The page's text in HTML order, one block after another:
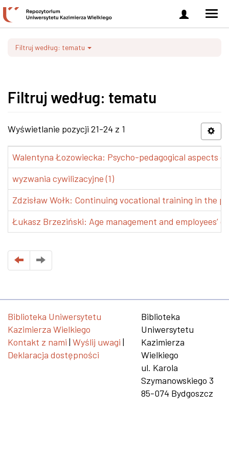
Zaloguj
się
Filtruj według: tematu
Filtruj według: tematu
Wyświetlanie pozycji 21-24 z 1
Walentyna Łozowiecka: Psycho-pedagogical aspects
wyzwania cywilizacyjne (1)
Zdzisław Wołk: Continuing vocational training in the
Łukasz Brzeziński: Age management and employees’
Biblioteka Uniwersytetu
Kazimierza Wielkiego
Kontakt z nami | Wyślij uwagi |
Deklaracja dostępności
Biblioteka
Uniwersytetu
Kazimierza
Wielkiego
ul. Karola
Szymanowskiego 3
85-074 Bydgoszcz